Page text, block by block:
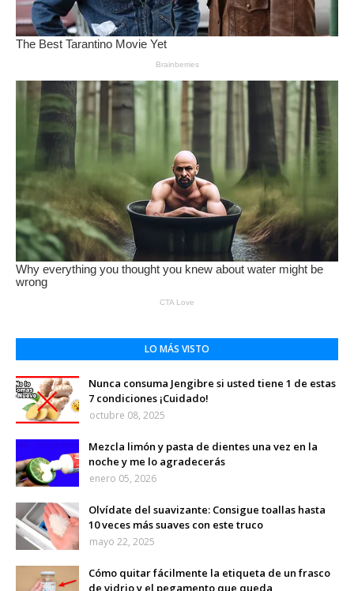
LO MÁS VISTO
Nunca consuma Jengibre si usted tiene 1 de estas
7 condiciones ¡Cuidado!
octubre 08, 2025
Mezcla limón y pasta de dientes una vez en la
noche y me lo agradecerás
enero 05, 2026
Olvídate del suavizante: Consigue toallas hasta
10 veces más suaves con este truco
mayo 22, 2025
Cómo quitar fácilmente la etiqueta de un frasco
de vidrio y el pegamento que queda